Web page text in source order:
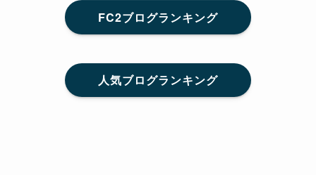
FC2ブログランキング
人気ブログランキング